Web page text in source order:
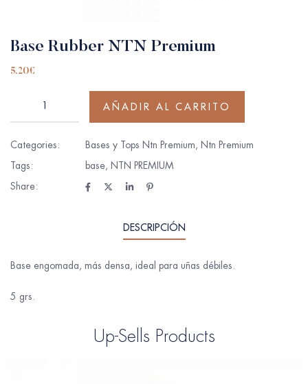
Base Rubber NTN Premium
5.20€
AÑADIR AL CARRITO
Categories: Bases y Tops Ntn Premium, Ntn Premium
Tags:
base, NTN PREMIUM
Share:
DESCRIPCIÓN
Base engomada, más densa, ideal para uñas débiles.
5 grs.
Up-Sells Products